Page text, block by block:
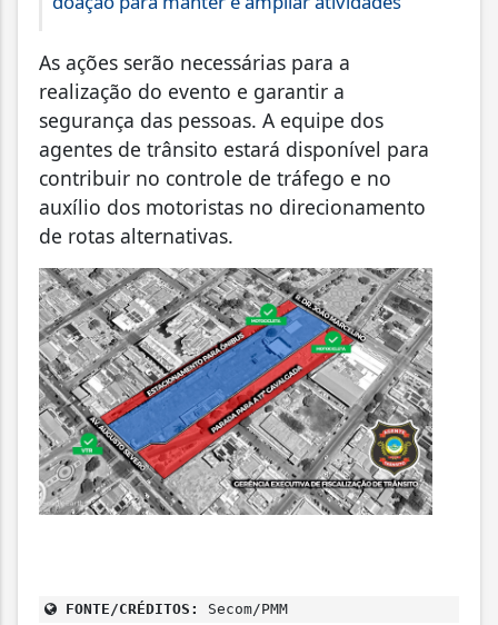
As ações serão necessárias para a
realização do evento e garantir a
segurança das pessoas. A equipe dos
agentes de trânsito estará disponível para
contribuir no controle de tráfego e no
auxílio dos motoristas no direcionamento
de rotas alternativas.
FONTE/CRÉDITOS: Secom/PMM